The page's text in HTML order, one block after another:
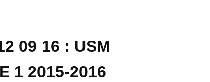
09 16 : USM
1 2015-2016